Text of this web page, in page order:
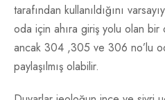
tarafından kullanıldığını
oda için ahıra giriş yolu olan
ancak 304 ,305 ve 306 no’lu
paylaşılmış olabilir.